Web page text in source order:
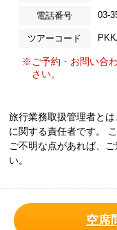
電話番号 03-
ツアーコード
※ご予約・お問い合
さい。
旅行業務取扱管理者と
に関する責任者です。
ご不明な点があれば、
い。
空席